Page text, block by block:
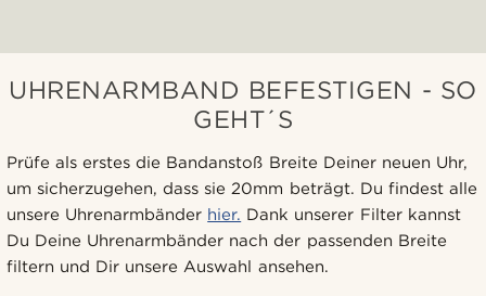
UHRENARMBAND BEFESTIGEN - SO
GEHT´S
Prüfe als erstes die Bandanstoß Breite Deiner neuen Uhr,
um sicherzugehen, dass sie 20mm beträgt. Du findest alle
unsere Uhrenarmbänder hier. Dank unserer Filter kannst
Du Deine Uhrenarmbänder nach der passenden Breite
filtern und Dir unsere Auswahl ansehen.